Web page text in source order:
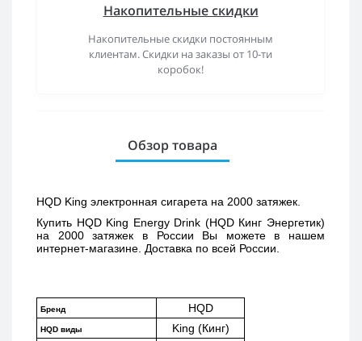
Накопительные скидки
Накопительные скидки постоянным
клиентам. Скидки на заказы от 10-ти
коробок!
Обзор товара
HQD King электронная сигарета на 2000 затяжек.
Купить
на 2000 затяжек в России Вы можете в нашем
интернет-магазине. Доставка по всей России.
Бренд HQD
HQD виды King (Кинг)